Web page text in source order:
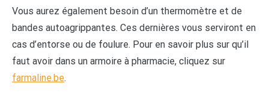
Vous aurez également besoin d’un thermomètre et de
bandes autoagrippantes. Ces dernières vous serviront en
cas d’entorse ou de foulure. Pour en savoir plus sur qu’il
faut avoir dans un armoire à pharmacie, cliquez sur
farmaline.be.